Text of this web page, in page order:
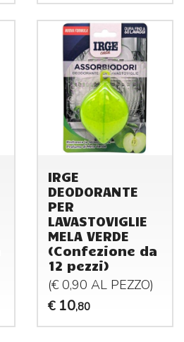
IRGE
DEODORANTE
PER
LAVASTOVIGLIE
MELA VERDE
(Confezione da
12 pezzi)
(€ 0,90 AL PEZZO)
€ 10,80